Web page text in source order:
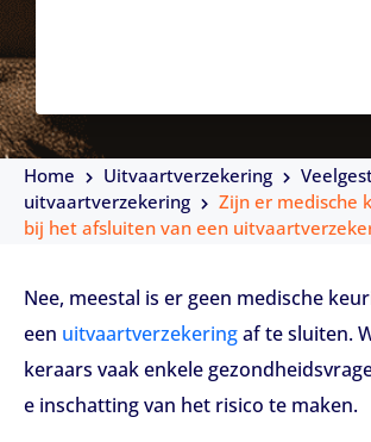
Home Uitvaartverzekering
uitvaartverzekering
Zijn er medische
bij het afsluiten van een
Nee, meestal is er geen medische
een uitvaartverzekeringaf te sluiten.
keraars vaak enkele
e inschatting van het risico te maken.